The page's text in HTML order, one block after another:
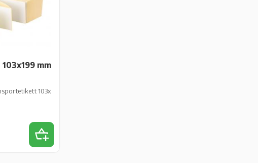
mm
103x199 mm falsad papper vit matt perm 2000 st/fp
Lägg till i favoriter